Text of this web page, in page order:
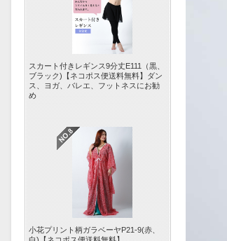
スカート付きレギンス9分丈E111（黒、
ブラック)【ネコポス便送料無料】ダン
ス、ヨガ、バレエ、フットネスにお勧
め
小花プリント柄ガラベーヤP21-9(赤、